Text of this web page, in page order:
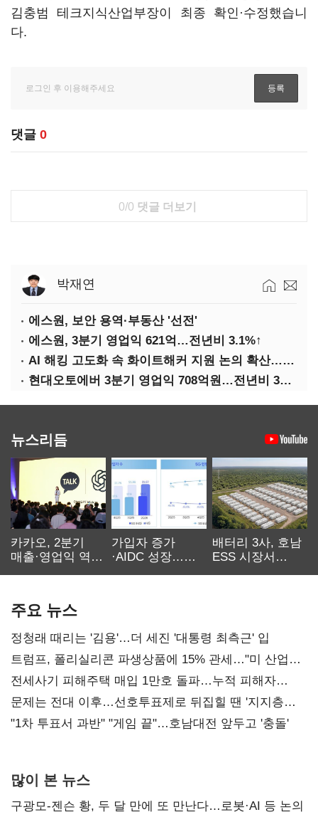
김충범 테크지식산업부장이 최종 확인·수정했습니
다.
댓글 0
0/0 댓글 더보기
박재연
에스원, 보안 용역·부동산 '선전'
에스원, 3분기 영업익 621억…전년비 3.1%↑
AI 해킹 고도화 속 화이트해커 지원 논의 확산…'버그바운티' 재조명
현대오토에버 3분기 영업익 708억원…전년비 34.8%↑
뉴스리듬
카카오, 2분기
매출·영업익 역대
가입자 증가
·AIDC 성장…
배터리 3사, 호남
ESS 시장서
주요 뉴스
정청래 때리는 '김용'…더 세진 '대통령 최측근' 입
트럼프, 폴리실리콘 파생상품에 15% 관세…"미 산업
재건"
전세사기 피해주택 매입 1만호 돌파…누적 피해자
4만278명
문제는 전대 이후…선호투표제로 뒤집힐 땐 '지지층
불복'
"1차 투표서 과반" "게임 끝"…호남대전 앞두고 '충돌'
많이 본 뉴스
구광모-젠슨 황, 두 달 만에 또 만난다…로봇·AI 등 논의